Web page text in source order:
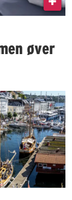
øver